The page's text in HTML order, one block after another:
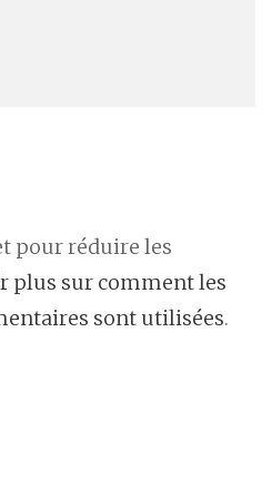
pour réduire les
plus sur comment les
sont utilisées.